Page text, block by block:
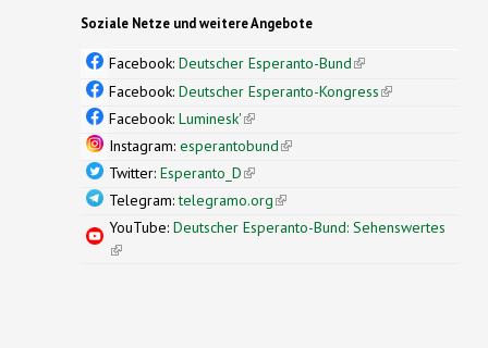
Soziale Netze und weitere Angebote
Facebook: Deutscher Esperanto-Bund(link is
external)
Facebook: Deutscher Esperanto-Kongress(link is
Facebook: Luminesk'(link is external)
Instagram: esperantobund(link is external)
Twitter: Esperanto_D(link is external)
Telegram:telegramo.org(link is external)
YouTube: Deutscher Esperanto-Bund: Sehenswertes
(link is external)